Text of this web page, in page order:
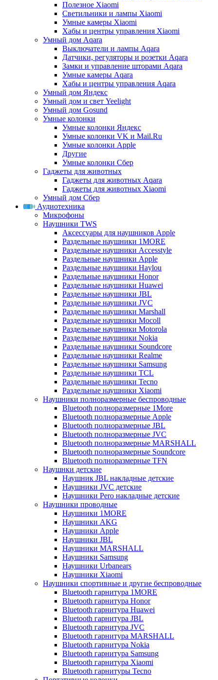
Полезное Xiaomi
Светильники и лампы Xiaomi
Умные камеры Xiaomi
Хабы и центры управления Xiaomi
Умный дом Aqara
Выключатели и лампы Aqara
Датчики, регуляторы и розетки Aqara
Замки и управление шторами Aqara
Умные камеры Aqara
Хабы и центры управления Aqara
Умный дом Яндекс
Умный дом и свет Yeelight
Умный дом Gosund
Умные колонки
Умные колонки Яндекс
Умные колонки VK и Mail.Ru
Умные колонки Apple
Другие
Умные колонки Сбер
Гаджеты для животных
Гаджеты для животных Aqara
Гаджеты для животных Xiaomi
Умный дом Сбер
Аудиотехника
Микрофоны
Наушники TWS
Аксессуары для наушников Apple
Раздельные наушники 1MORE
Раздельные наушники Accesstyle
Раздельные наушники Apple
Раздельные наушники Haylou
Раздельные наушники Honor
Раздельные наушники Huawei
Раздельные наушники JBL
Раздельные наушники JVC
Раздельные наушники Marshall
Раздельные наушники Mocoll
Раздельные наушники Motorola
Раздельные наушники Nokia
Раздельные наушники Soundcore
Раздельные наушники Realme
Раздельные наушники Samsung
Раздельные наушники TCL
Раздельные наушники Tecno
Раздельные наушники Xiaomi
Наушники полноразмерные беспроводные
Bluetooth полноразмерные 1More
Bluetooth полноразмерные Apple
Bluetooth полноразмерные JBL
Bluetooth полноразмерные JVC
Bluetooth полноразмерные MARSHALL
Bluetooth полноразмерные Soundcore
Bluetooth полноразмерные TFN
Наушнки детские
Наушник JBL накладные детские
Наушники JVC детские
Наушники Pero накладные детские
Наушники проводные
Наушники 1MORE
Наушники AKG
Наушники Apple
Наушники JBL
Наушники MARSHALL
Наушники Samsung
Наушники Urbanears
Наушники Xiaomi
Наушники спортивные и другие беспроводные
Bluetooth гарнитура 1MORE
Bluetooth гарнитура Honor
Bluetooth гарнитура Huawei
Bluetooth гарнитура JBL
Bluetooth гарнитура JVC
Bluetooth гарнитура MARSHALL
Bluetooth гарнитура Nokia
Bluetooth гарнитура Samsung
Bluetooth гарнитура Xiaomi
Bluetooth гарнитуры Tecno